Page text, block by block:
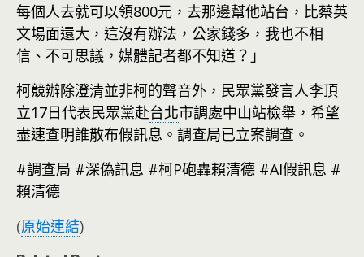
每個人去就可以領800元，去那邊幫他站台，比蔡英
文場面還大，這沒有辦法，公家錢多，我也不相
信、不可思議，媒體記者都不知道？」
柯競辦除澄清並非柯的聲音外，民眾黨發言人李頂
立17日代表民眾黨赴台北市調處中山站檢舉，希望
盡速查明誰散布假訊息。調查局已立案調查。
#調查局 #深偽訊息 #柯P砲轟賴清德 #AI假訊息 #
賴清德
(原始連結)